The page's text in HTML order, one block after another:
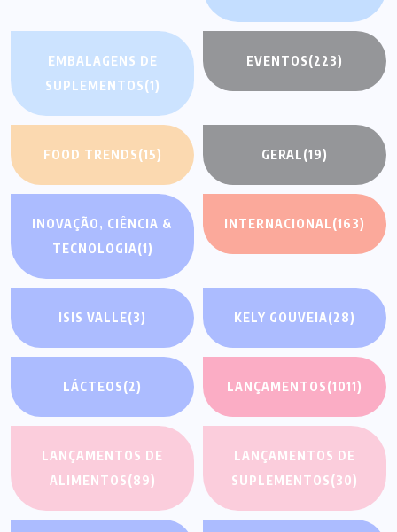
EMBALAGENS DE
SUPLEMENTOS(1)
EVENTOS(223)
FOOD TRENDS(15) GERAL(19)
INOVAÇÃO, CIÊNCIA &
TECNOLOGIA(1)
INTERNACIONAL(163)
ISIS VALLE(3) KELY GOUVEIA(28)
LÁCTEOS(2) LANÇAMENTOS(1011)
LANÇAMENTOS DE
ALIMENTOS(89)
LANÇAMENTOS DE
SUPLEMENTOS(30)